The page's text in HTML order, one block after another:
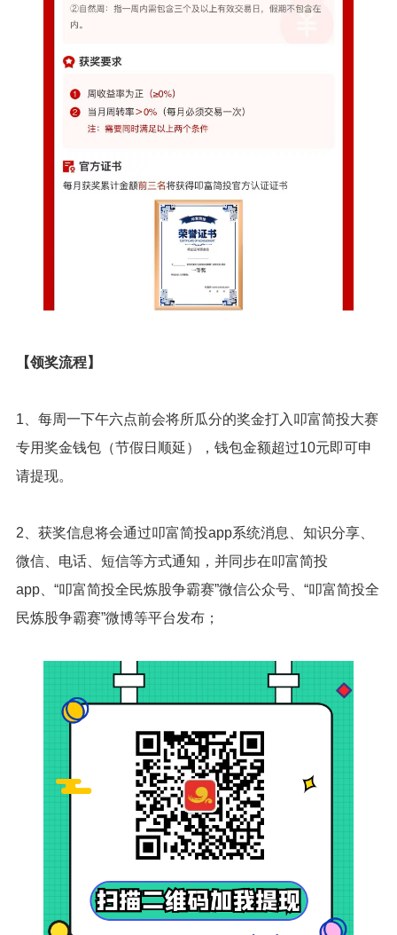
【领奖流程】
1、每周一下午六点前会将所瓜分的奖金打入叩富简投大赛
专用奖金钱包（节假日顺延），钱包金额超过10元即可申
请提现。
2、获奖信息将会通过叩富简投app系统消息、知识分享、
微信、电话、短信等方式通知，并同步在叩富简投
app、“叩富简投全民炼股争霸赛”微信公众号、“叩富简投全
民炼股争霸赛”微博等平台发布；